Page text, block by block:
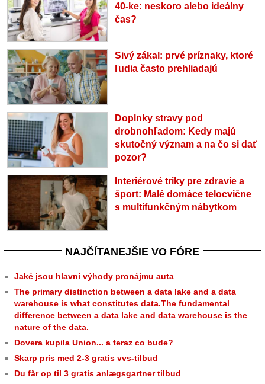
40-ke: neskoro alebo ideálny
čas?
Sivý zákal: prvé príznaky, ktoré
ľudia často prehliadajú
Doplnky stravy pod
drobnohľadom: Kedy majú
skutočný význam a na čo si dať
pozor?
Interiérové triky pre zdravie a
šport: Malé domáce telocvične
s multifunkčným nábytkom
NAJČÍTANEJŠIE VO FÓRE
Jaké jsou hlavní výhody pronájmu auta
The primary distinction between a data lake and a data
warehouse is what constitutes data.The fundamental
difference between a data lake and data warehouse is the
nature of the data.
Dovera kupila Union... a teraz co bude?
Skarp pris med 2-3 gratis vvs-tilbud
Du får op til 3 gratis anlægsgartner tilbud